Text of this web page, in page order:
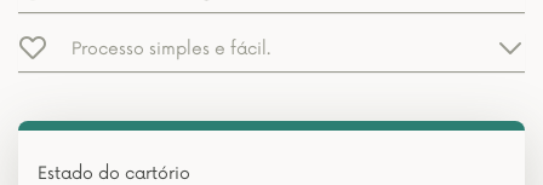
Processo simples e fácil.
Estado do cartório